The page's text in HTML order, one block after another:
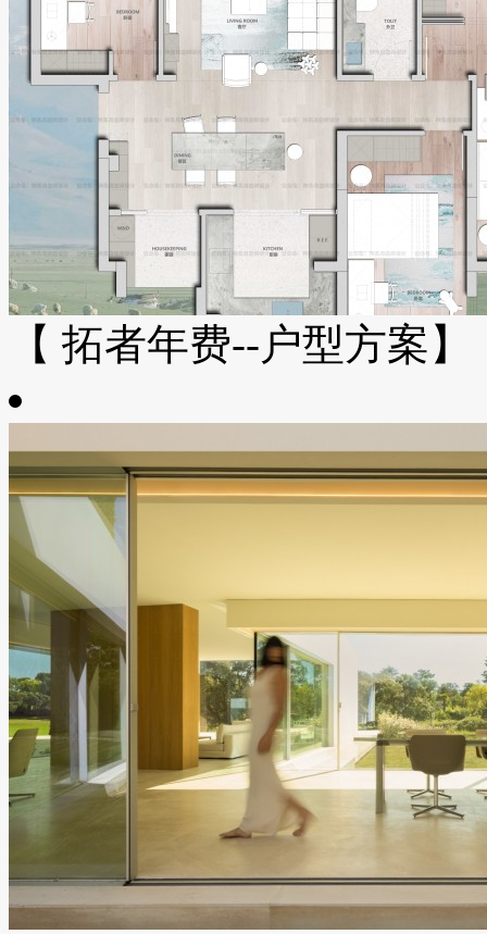
【 拓者年费--户型方案】